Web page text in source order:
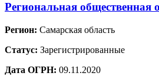
Региональная
Регион: Самарская область
Статус: Зарегистрированные
Дата ОГРН: 09.11.2020